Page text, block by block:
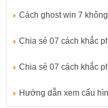
Cách ghost win 7
Chia sẻ 07 cách khắc
Chia sẻ 07 cách khắc
Hướng dẫn xem cấu